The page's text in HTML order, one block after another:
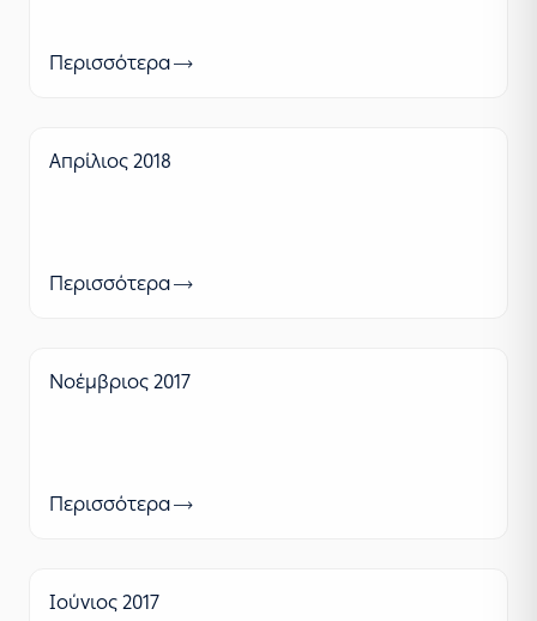
Περισσότερα
Απρίλιος 2018
Περισσότερα
Νοέμβριος 2017
Περισσότερα
Ιούνιος 2017